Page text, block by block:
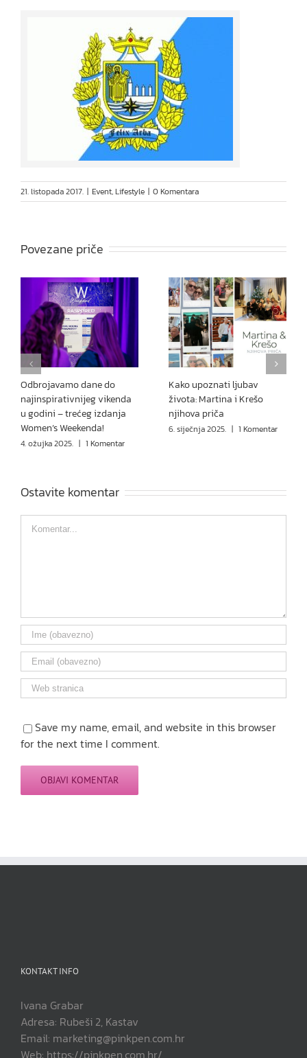
21. listopada 2017. | Event,Lifestyle | 0 Komentara
Povezane priče
Odbrojavamo dane do
najinspirativnijeg vikenda
u godini – trećeg izdanja
Women’s Weekenda!
4. ožujka 2025. | 1 Komentar
Kako upoznati ljubav
života: Martina i Krešo
njihova priča
6. siječnja 2025. | 1 Komentar
Ostavite komentar
Comment
Save my name, email, and website in this browser
for the next time I comment.
KONTAKT INFO
Ivana Grabar
Adresa: Rubeši 2, Kastav
Email: marketing@pinkpen.com.hr